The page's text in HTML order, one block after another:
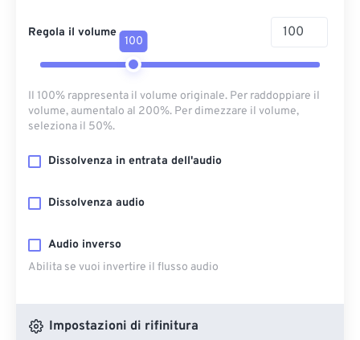
Regola il volume
100
Il 100% rappresenta il volume originale. Per raddoppiare il
volume, aumentalo al 200%. Per dimezzare il volume,
seleziona il 50%.
Dissolvenza in entrata dell'audio
Dissolvenza audio
Audio inverso
Abilita se vuoi invertire il flusso audio
Impostazioni di rifinitura